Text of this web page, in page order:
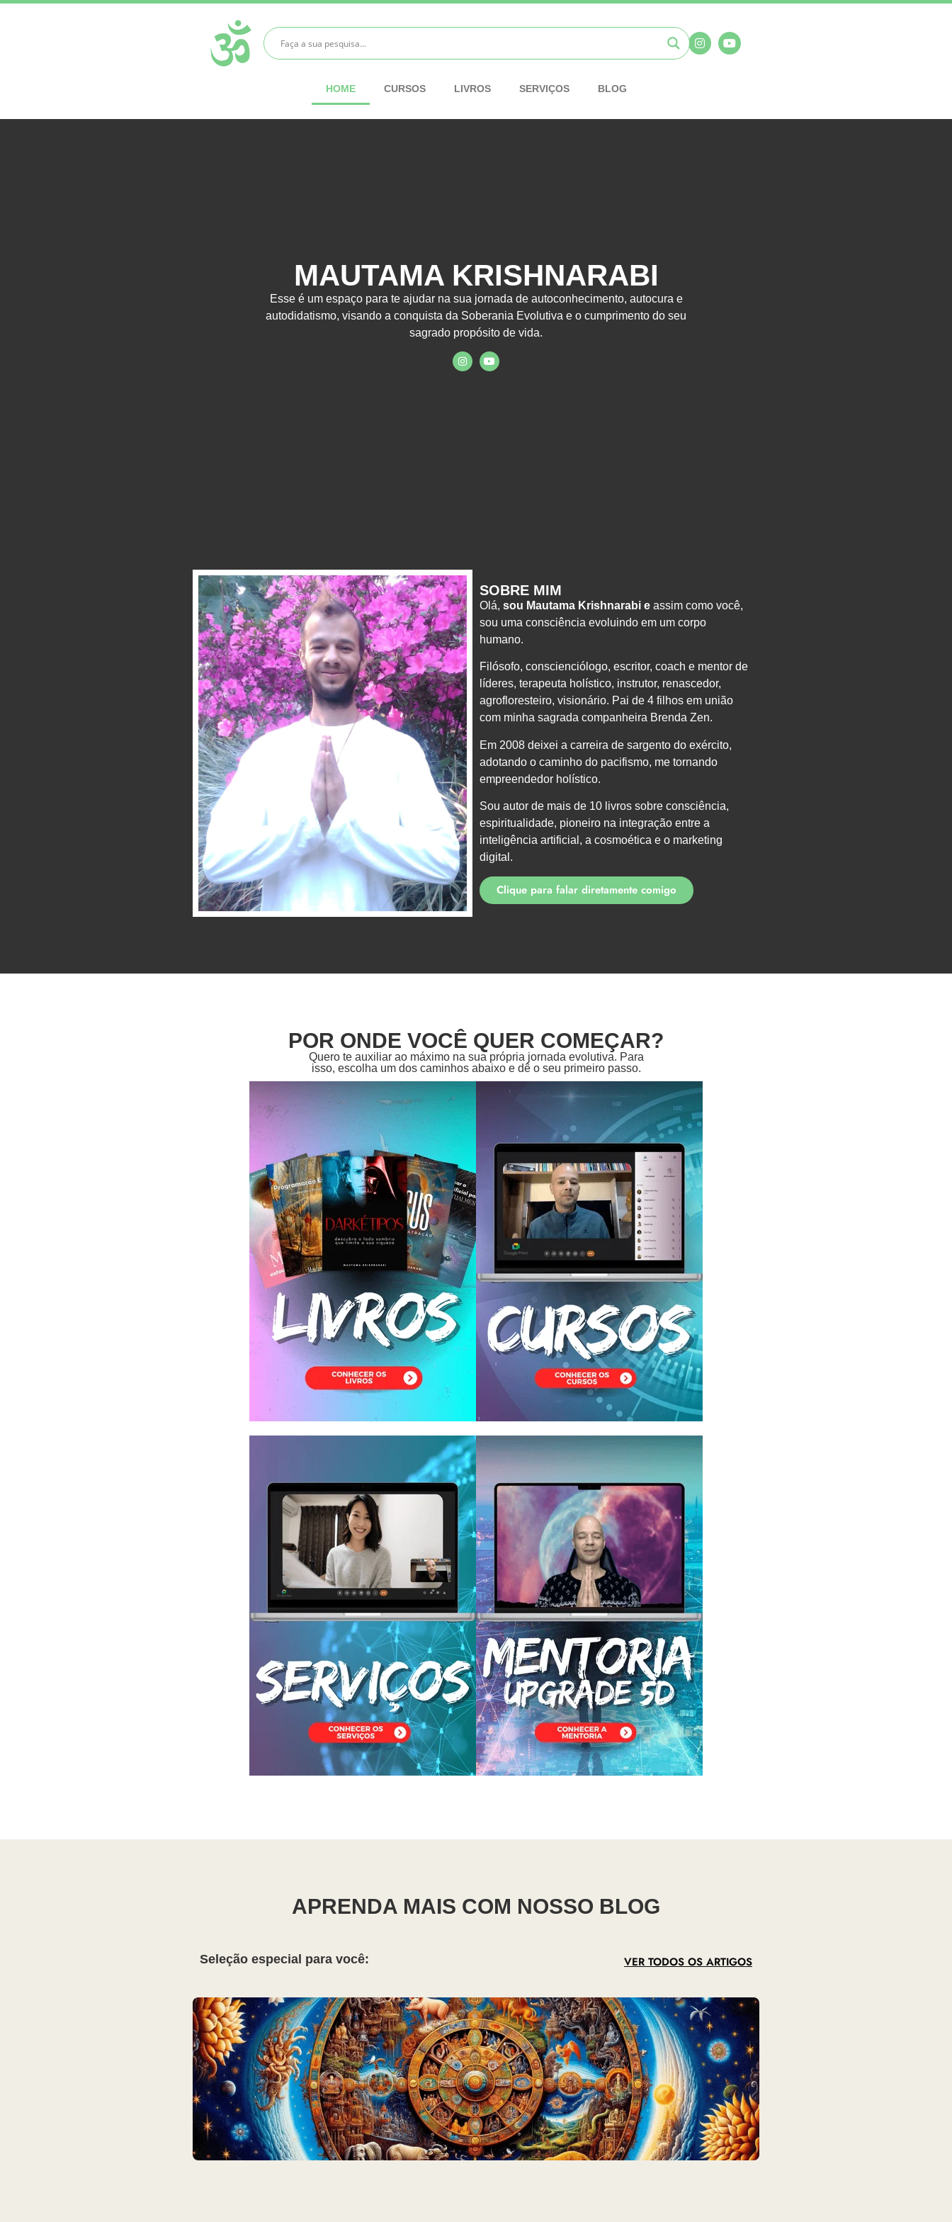
HOME CURSOS LIVROS SERVIÇOS BLOG
MAUTAMA KRISHNARABI
Esse é um espaço para te ajudar na sua jornada de autoconhecimento, autocura e
autodidatismo, visando a conquista da Soberania Evolutiva e o cumprimento do seu
sagrado propósito de vida.
SOBRE MIM
Olá, sou Mautama Krishnarabi e assim como você,
sou uma consciência evoluindo em um corpo
humano.
Filósofo, conscienciólogo, escritor, coach e mentor de
líderes, terapeuta holístico, instrutor, renascedor,
agrofloresteiro, visionário. Pai de 4 filhos em união
com minha sagrada companheira Brenda Zen.
Em 2008 deixei a carreira de sargento do exército,
adotando o caminho do pacifismo, me tornando
empreendedor holístico.
Sou autor de mais de 10 livros sobre consciência,
espiritualidade, pioneiro na integração entre a
inteligência artificial, a cosmoética e o marketing
digital.
Clique para falar diretamente comigo
POR ONDE VOCÊ QUER COMEÇAR?
Quero te auxiliar ao máximo na sua própria jornada evolutiva. Para
isso, escolha um dos caminhos abaixo e dê o seu primeiro passo.
APRENDA MAIS COM NOSSO BLOG
Seleção especial para você: VER TODOS OS ARTIGOS